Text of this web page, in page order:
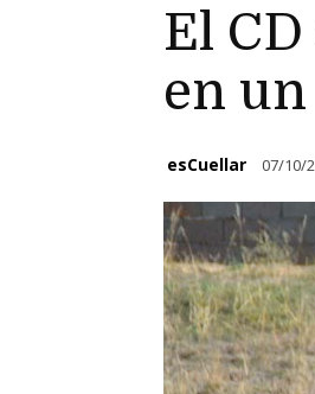
El
en
esCuellar 07/10/